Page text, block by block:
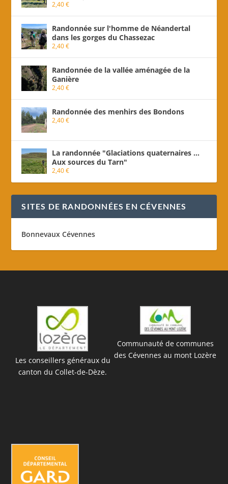
2,40€
Randonnée sur l'homme de Néandertal
dans les gorges du Chassezac
2,40€
Randonnée de la vallée aménagée de la
Ganière
2,40€
Randonnée des menhirs des Bondons
2,40€
La randonnée "Glaciations quaternaires ...
Aux sources du Tarn"
2,40€
SITES DE RANDONNÉES EN CÉVENNES
Bonnevaux Cévennes
Les conseillers généraux du
canton du Collet-de-Dèze.
Communauté de communes
des Cévennes au mont Lozère